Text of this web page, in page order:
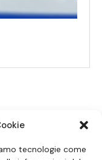
tecnologie come